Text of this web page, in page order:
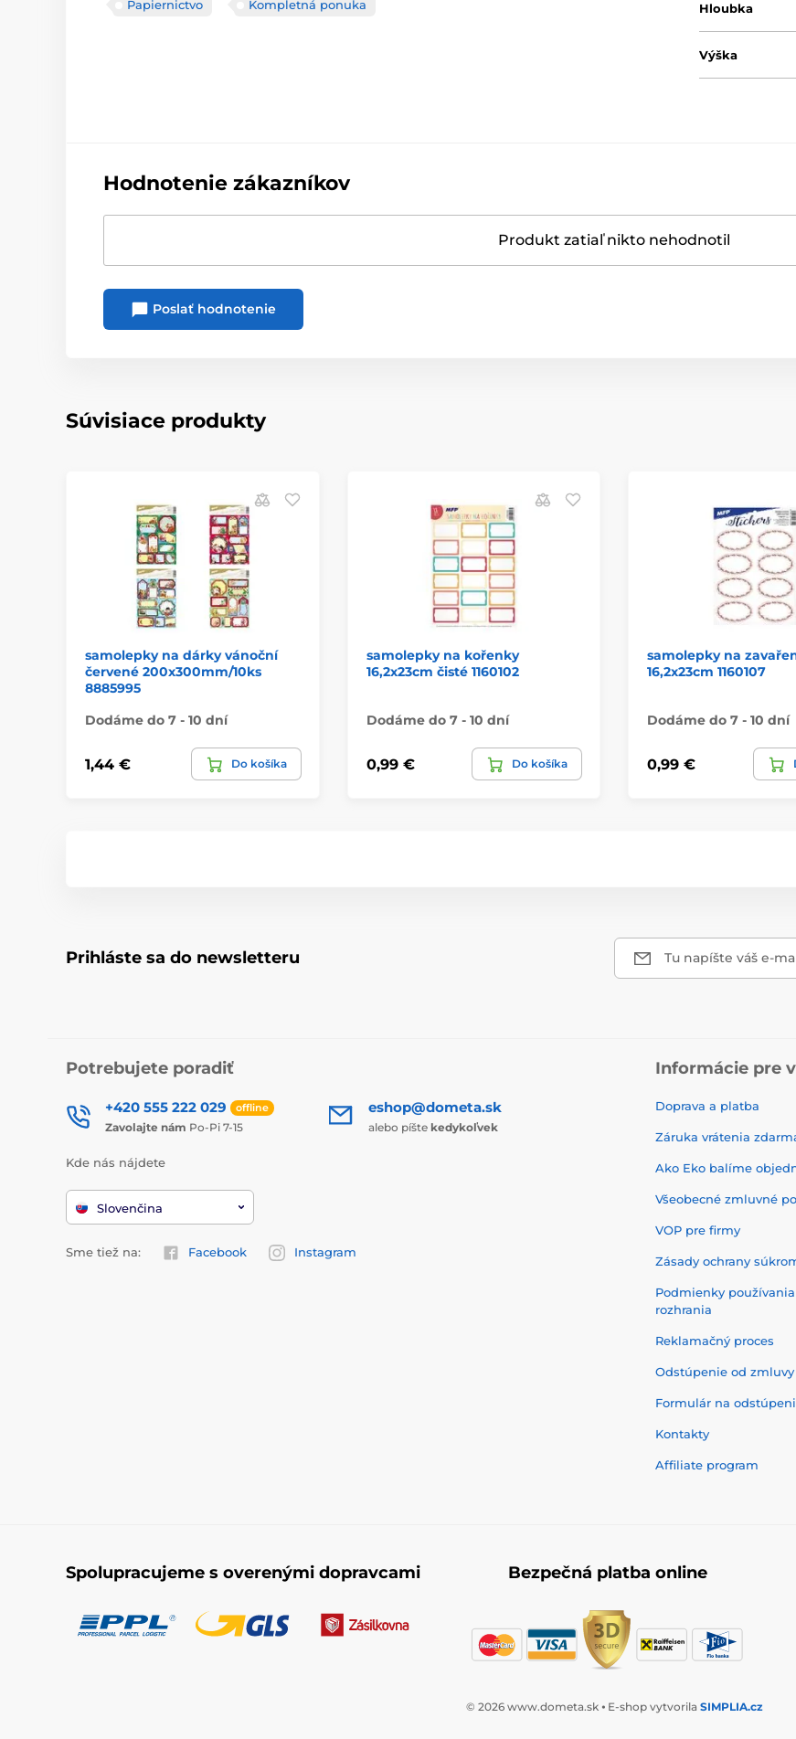
Papiernictvo Kompletná ponuka Hloubka
Výška
Hodnotenie zákazníkov
Produkt zatiaľ nikto nehodnotil
Poslať hodnotenie
Súvisiace produkty
samolepky na dárky vánoční
červené 200x300mm/10ks
8885995
Dodáme do 7 - 10 dní
1,44 € Do košíka
samolepky na kořenky
16,2x23cm čisté 1160102
Dodáme do 7 - 10 dní
0,99 € Do košíka
samolepky na
16,2x23cm 1160107
Dodáme do 7 - 10 dní
0,99 €
Prihláste sa do newsletteru Tu napíšte váš e-
Potrebujete poradiť
+420 555 222 029 offline
Zavolajte nám Po-Pi 7-15
eshop@dometa.sk
alebo píšte kedykoľvek
Kde nás nájdete
Slovenčina
Sme tiež na: Facebook Instagram
Informácie pre
Doprava a platba
Záruka vrátenia
Ako Eko balíme
Všeobecné zmluvné
VOP pre firmy
Zásady ochrany
Podmienky
rozhrania
Reklamačný proces
Odstúpenie od zmluvy
Formulár na
Kontakty
Affiliate program
Spolupracujeme s overenými dopravcami Bezpečná platba online
© 2026 www.dometa.sk ⦁ E-shop vytvorila SIMPLIA.cz